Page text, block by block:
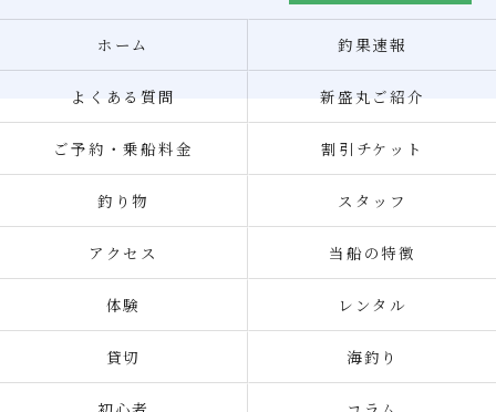
ホーム 釣果速報
よくある質問 新盛丸ご紹介
ご予約・乗船料金 割引チケット
釣り物 スタッフ
アクセス 当船の特徴
体験 レンタル
貸切 海釣り